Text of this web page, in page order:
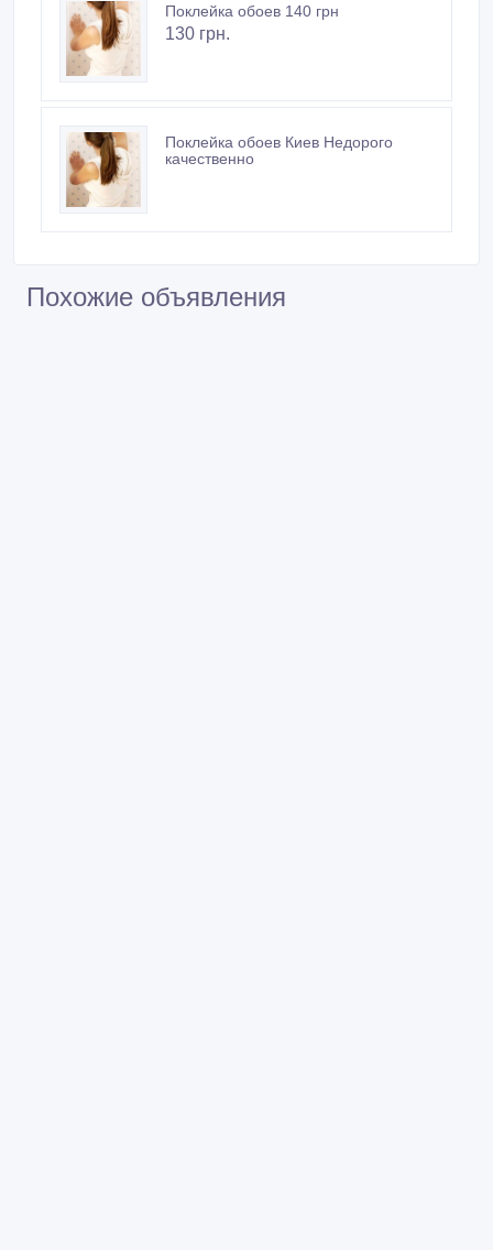
Поклейка oбоев 140 грн
130 грн.
Поклейка обоев Киев Недорого
качественно
Похожие объявления